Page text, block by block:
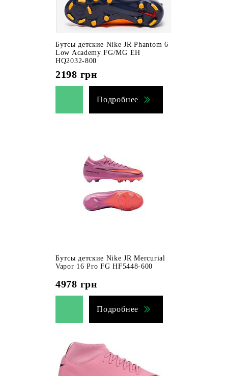
Бутсы детские Nike JR Phantom 6
Low Academy FG/MG EH
HQ2032-800
2198 грн
Подробнее
Бутсы детские Nike JR Mercurial
Vapor 16 Pro FG HF5448-600
4978 грн
Подробнее